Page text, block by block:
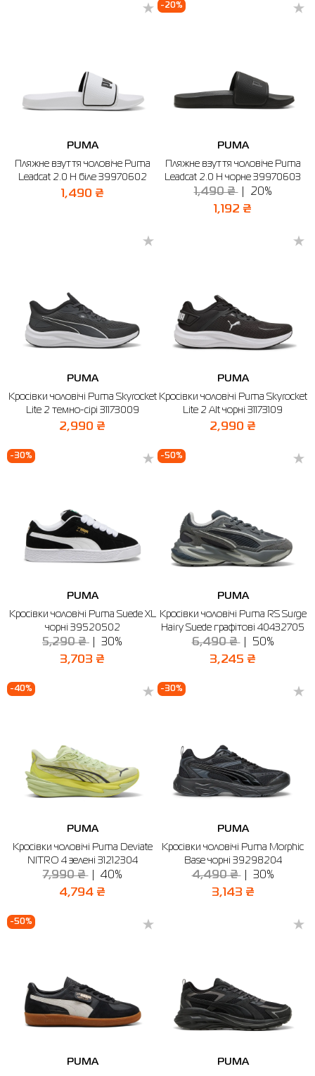
PUMA
Пляжне взуття чоловіче Puma
Leadcat 2.0 H біле 39970602
1,490 ₴
-20%
PUMA
Пляжне взуття чоловіче Puma
Leadcat 2.0 H чорне 39970603
1,490 ₴ 20%
1,192 ₴
PUMA
Кросівки чоловічі Puma Skyrocket
Lite 2 темно-сірі 31173009
2,990 ₴
PUMA
Кросівки чоловічі Puma Skyrocket
Lite 2 Alt чорні 31173109
2,990 ₴
-30%
PUMA
Кросівки чоловічі Puma Suede XL
чорні 39520502
5,290 ₴ 30%
3,703 ₴
-50%
PUMA
Кросівки чоловічі Puma RS Surge
Hairy Suede графiтові 40432705
6,490 ₴ 50%
3,245 ₴
-40%
PUMA
Кросівки чоловічі Puma Deviate
NITRO 4 зелені 31212304
7,990 ₴ 40%
4,794 ₴
-30%
PUMA
Кросівки чоловічі Puma Morphic
Base чорні 39298204
4,490 ₴ 30%
3,143 ₴
-50%
PUMA PUMA